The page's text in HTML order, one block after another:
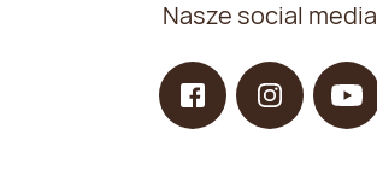
Nasze social media